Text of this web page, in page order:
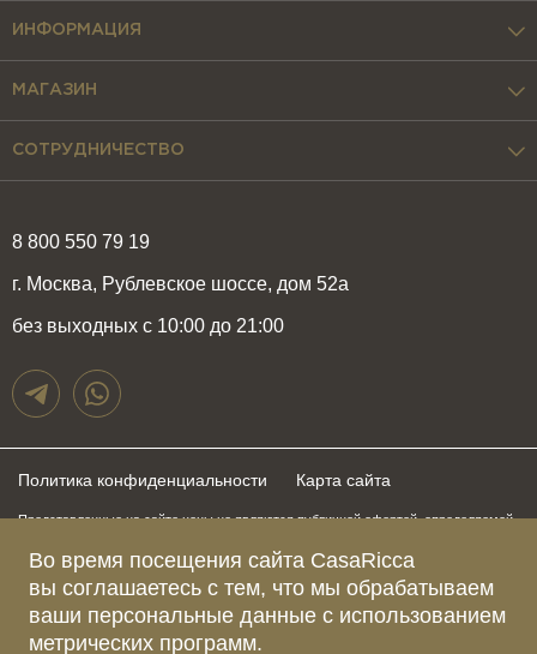
Во время посещения сайта CasaRicca
вы соглашаетесь с тем, что мы обрабатываем
ваши персональные данные с использованием
метрических программ.
8 800 550 79 19
г. Москва, Рублевское шоссе, дом 52а
без выходных с 10:00 до 21:00
ИНФОРМАЦИЯ
МАГАЗИН
СОТРУДНИЧЕСТВО
Политика конфиденциальности Карта сайта
Представленные на сайте цены не являются публичной офертой, определяемой
быть изменены в любое время без предупреждения. Для получения актуальной и
подробной информации о стоимости, сроках и условиях поставки просьба
обращаться к менеджерам по указанным выше телефонам
Зарегистрированное название компании